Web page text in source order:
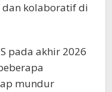
kolaboratif di
pada akhir 2026
mundur